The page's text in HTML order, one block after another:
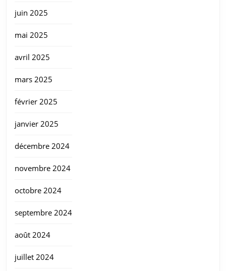
juin 2025
mai 2025
avril 2025
mars 2025
février 2025
janvier 2025
décembre 2024
novembre 2024
octobre 2024
septembre 2024
août 2024
juillet 2024